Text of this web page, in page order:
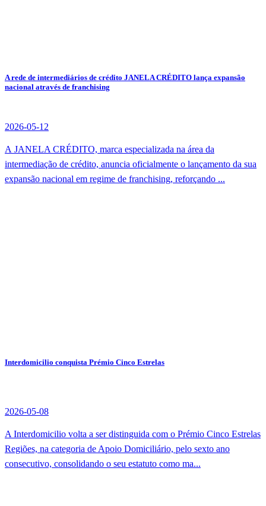
A rede de intermediários de crédito JANELA CRÉDITO lança expansão
nacional através de franchising
2026-05-12
A JANELA CRÉDITO, marca especializada na área da
intermediação de crédito, anuncia oficialmente o lançamento da sua
expansão nacional em regime de franchising, reforçando ...
Interdomicilio conquista Prémio Cinco Estrelas
2026-05-08
A Interdomicilio volta a ser distinguida com o Prémio Cinco Estrelas
Regiões, na categoria de Apoio Domiciliário, pelo sexto ano
consecutivo, consolidando o seu estatuto como ma...